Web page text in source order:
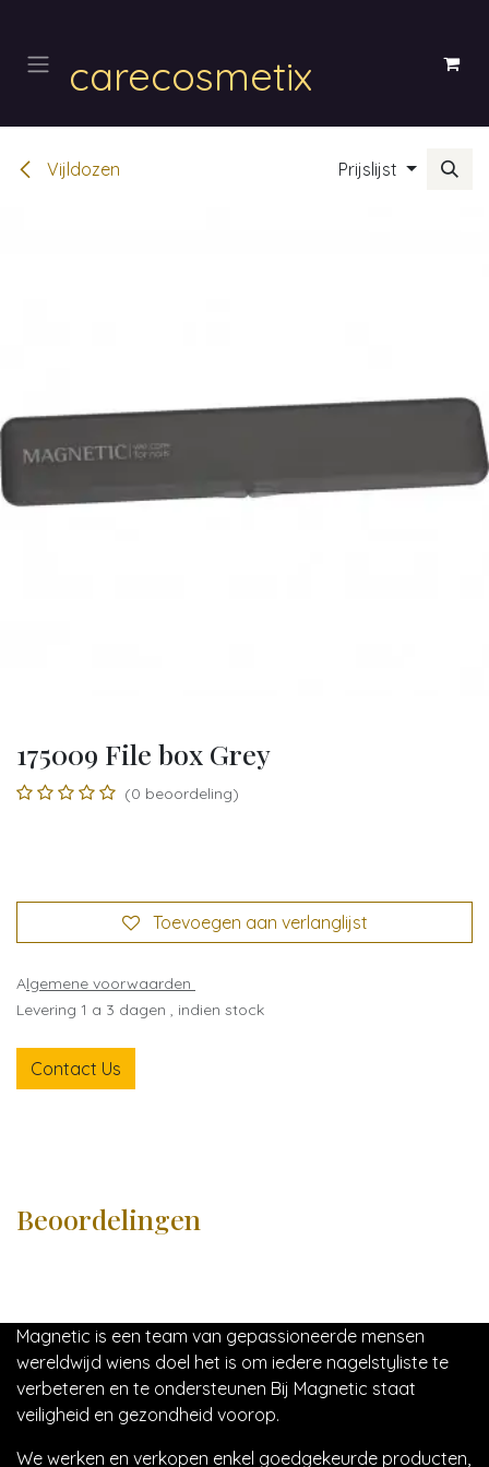
carecosmetix
Vijldozen Prijslijst
175009 File box Grey
(0 beoordeling)
Toevoegen aan verlanglijst
Algemene voorwaarden
Levering 1 a 3 dagen , indien stock
Contact Us
Beoordelingen
Magnetic is een team van gepassioneerde mensen
wereldwijd wiens doel het is om iedere nagelstyliste te
verbeteren en te ondersteunen Bij Magnetic staat
veiligheid en gezondheid voorop.
We werken en verkopen enkel goedgekeurde producten,